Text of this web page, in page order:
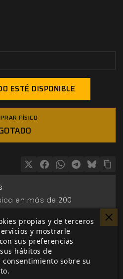
ESTÉ DISPONIBLE
FÍSICO
en más de 200
transferencia o tarjeta de
propias y de terceros
y mostrarle
sus preferencias
hábitos de
consentimiento sobre su